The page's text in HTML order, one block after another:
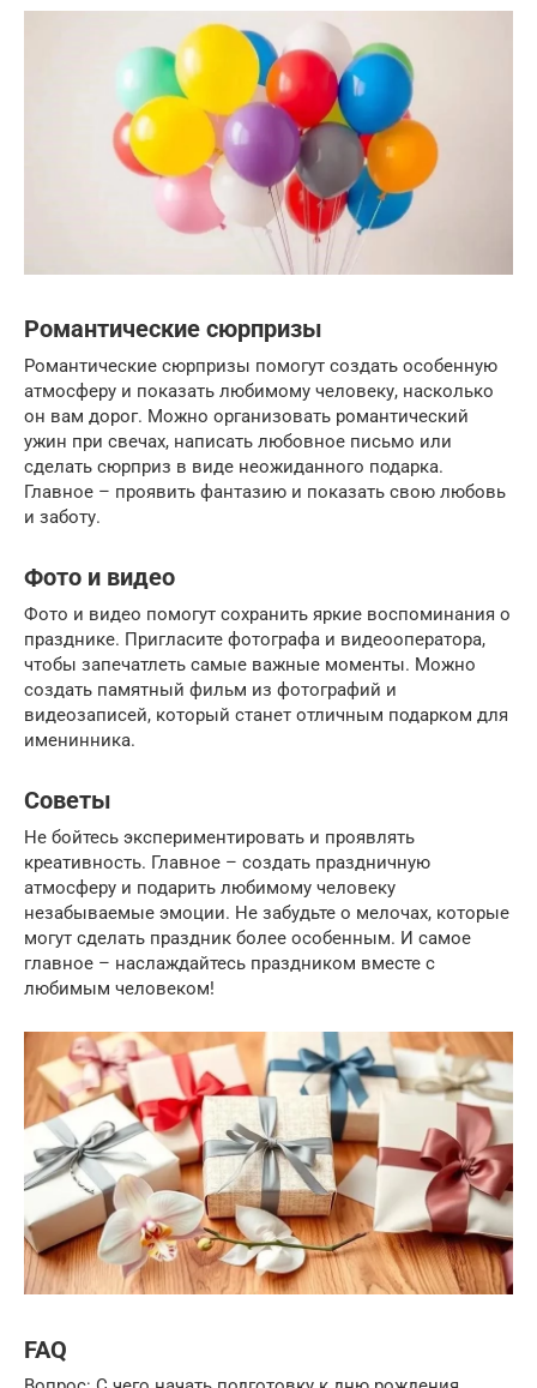
Романтические сюрпризы
Романтические сюрпризы помогут создать особенную
атмосферу и показать любимому человеку, насколько
он вам дорог. Можно организовать романтический
ужин при свечах, написать любовное письмо или
сделать сюрприз в виде неожиданного подарка.
Главное – проявить фантазию и показать свою любовь
и заботу.
Фото и видео
Фото и видео помогут сохранить яркие воспоминания о
празднике. Пригласите фотографа и видеооператора,
чтобы запечатлеть самые важные моменты. Можно
создать памятный фильм из фотографий и
видеозаписей, который станет отличным подарком для
именинника.
Советы
Не бойтесь экспериментировать и проявлять
креативность. Главное – создать праздничную
атмосферу и подарить любимому человеку
незабываемые эмоции. Не забудьте о мелочах, которые
могут сделать праздник более особенным. И самое
главное – наслаждайтесь праздником вместе с
любимым человеком!
FAQ